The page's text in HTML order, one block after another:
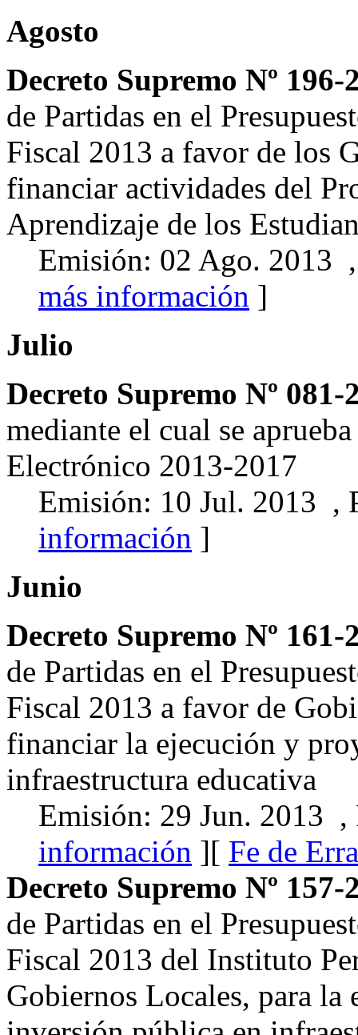
Agosto
Decreto Supremo Nº 196-
de Partidas en el
Fiscal 2013 a favor de los
financiar actividades del
Aprendizaje de los
Emisión: 02 Ago. 2013
más información ]
Julio
Decreto Supremo Nº
mediante el cual se
Electrónico 2013-2017
Emisión: 10 Jul. 2013 ,
información ]
Junio
Decreto Supremo Nº 161-
de Partidas en el
Fiscal 2013 a favor de
financiar la ejecución y
infraestructura educativa
Emisión: 29 Jun. 2013
información ][ Fe de
Decreto Supremo Nº 157-
de Partidas en el
Fiscal 2013 del Instituto
Gobiernos Locales, para la